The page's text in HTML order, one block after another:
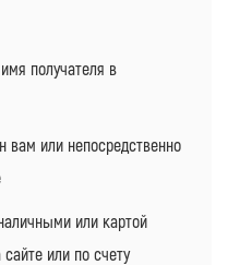
получателя в
вам или непосредственно
или картой
или по счету